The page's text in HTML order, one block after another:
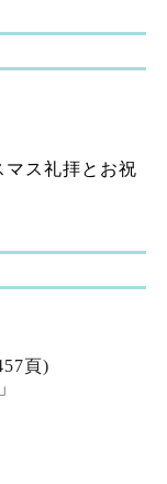
マス礼拝とお祝
頁)